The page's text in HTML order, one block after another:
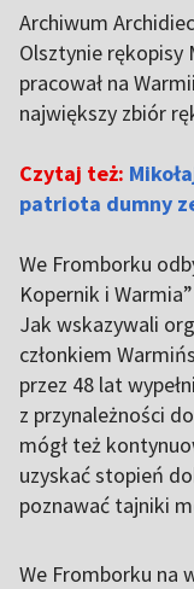
Archiwum
Olsztynie rękopisy
pracował na
największy zbiór
Czytaj też:
patriota dumny
We Fromborku
Kopernik i
Jak wskazywali
członkiem
przez 48 lat
z przynależności
mógł też
uzyskać stopień
poznawać tajniki
We Fromborku na